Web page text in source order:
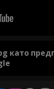
като